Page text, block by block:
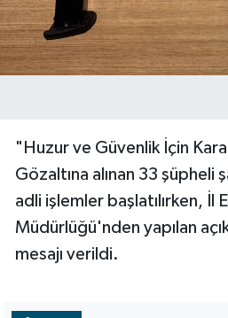
​"Huzur ve Güvenlik İçin
​Gözaltına alınan 33 şüpheli
adli işlemler başlatılırken, İl
Müdürlüğü'nden yapılan
mesajı verildi.